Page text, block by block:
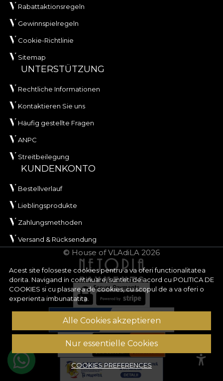
Acest site foloseste cookies pentru a va oferi functionalitatea
dorita. Navigand in continuare, sunteti de acord cu POLITICA DE
COOKIES si cu plasarea de cookies, cu scopul de a va oferi o
experienta imbunatatita.
Alle Cookies akzeptieren
Nur essentielle Cookies
COOKIES PREFERENCES
Rabattaktionsregeln
Gewinnspielregeln
Cookie-Richtlinie
Sitemap
UNTERSTÜTZUNG
Rechtliche Informationen
Kontaktieren Sie uns
Häufig gestellte Fragen
ANPC
Streitbeilegung
KUNDENKONTO
Bestellverlauf
Lieblingsprodukte
Zahlungsmethoden
Versand & Rücksendung
© House of VLAdiLA 2026